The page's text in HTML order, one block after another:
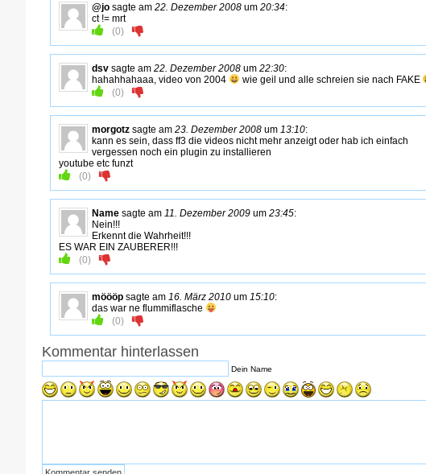
@jo sagte am 22. Dezember 2008 um 20:34:
ct != mrt
(0)
dsv sagte am 22. Dezember 2008 um 22:30:
hahahhahaaa, video von 2004
wie geil und alle schreien sie nach FAKE
(0)
morgotz sagte am 23. Dezember 2008 um 13:10:
kann es sein, dass ff3 die videos nicht mehr anzeigt oder hab ich einfach
vergessen noch ein plugin zu installieren
youtube etc funzt
(0)
Name sagte am 11. Dezember 2009 um 23:45:
Nein!!!
Erkennt die Wahrheit!!!
ES WAR EIN ZAUBERER!!!
(0)
möööp sagte am 16. März 2010 um 15:10:
das war ne flummiflasche
(0)
Kommentar hinterlassen
Dein Name